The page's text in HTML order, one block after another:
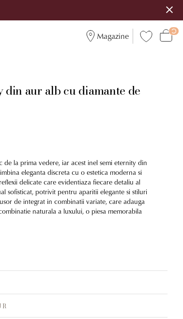
Magazine
aur alb cu diamante de
de la prima vedere, iar acest inel semi eternity din
eleganta discreta cu o estetica moderna si
delicate care evidentiaza fiecare detaliu al
sofisticat, potrivit pentru aparitii elegante si stiluri
de integrat in combinatii variate, care adauga
naturala a luxului, o piesa memorabila